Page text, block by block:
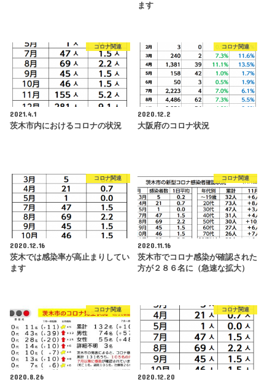
ます
コロナ関連
2021.4.1
茨木市内におけるコロナの状況
コロナ関連
2020.12.2
大阪府のコロナ状況
コロナ関連
2020.12.16
茨木では感染率が高止まりしてい
ます
コロナ関連
2020.11.16
茨木市でコロナ感染が確認された
方が２８６名に（急速な拡大）
コロナ関連
2020.8.26
コロナ関連
2020.12.20